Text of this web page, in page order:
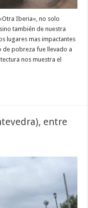
Iberia«, no solo
también de nuestra
lugares mas impactantes
de pobreza fue llevado a
nos muestra el
entre